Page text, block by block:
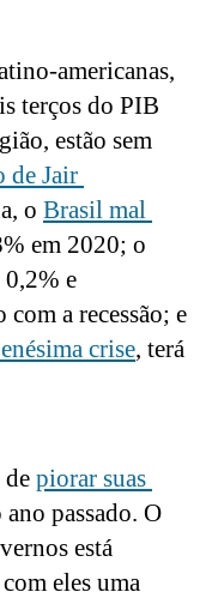
americanas,
terços do PIB
estão sem
de Jair
o Brasil mal
e
a recessão; e
crise, terá
de piorar suas
ano passado. O
está
eles uma